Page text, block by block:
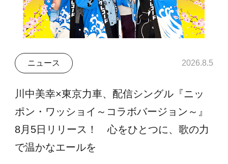
ニュース 2026.8.5
川中美幸×東京力車、配信シングル『ニッ
ポン・ワッショイ～コラボバージョン～』
8月5日リリース！ 心をひとつに、歌の力
で温かなエールを